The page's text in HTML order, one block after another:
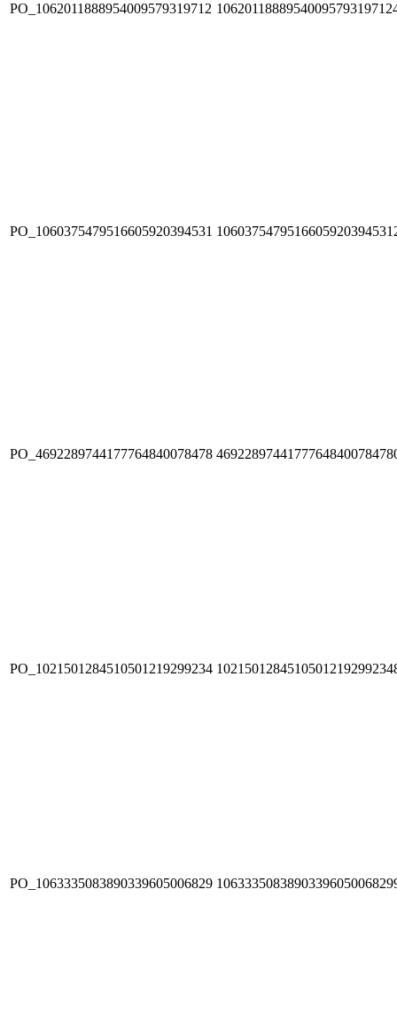
PO_1062011888954009579319712
PO_1060375479516605920394531
PO_4692289744177764840078478
PO_1021501284510501219299234
PO_1063335083890339605006829